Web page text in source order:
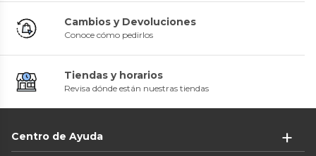
Cambios y Devoluciones
Conoce cómo pedirlos
Tiendas y horarios
Revisa dónde están nuestras tiendas
Centro de Ayuda